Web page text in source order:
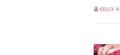
KELLY